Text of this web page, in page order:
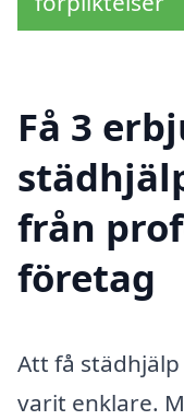
Få 3
från
företag
Att få
varit enklare.